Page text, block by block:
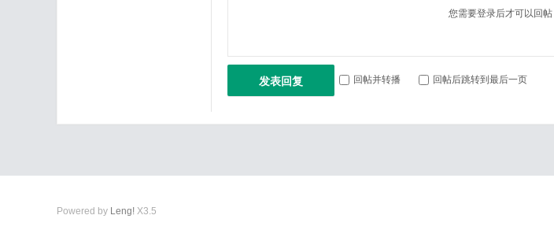
您需要登录后才可以回帖
发表回复 回帖并转播 回帖后跳转到最后一页
Powered by Leng! X3.5